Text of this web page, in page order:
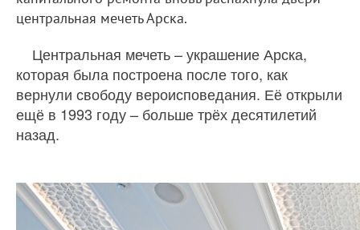
центральная мечеть Арска.
Центральная мечеть – украшение Арска,
которая была построена после того, как
вернули свободу вероисповедания. Её открыли
ещё в 1993 году – больше трёх десятилетий
назад.